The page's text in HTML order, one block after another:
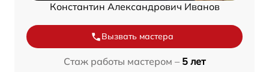
Константин Александрович Иванов
Вызвать мастера
Стаж работы мастером – 5 лет